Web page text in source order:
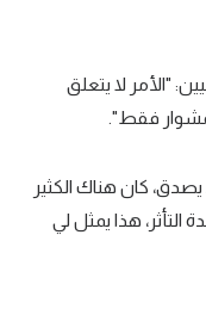
"الأمر لا يتعلق
فقط".
يصدق، كان هناك الكثير
التأثر، هذا يمثل لي